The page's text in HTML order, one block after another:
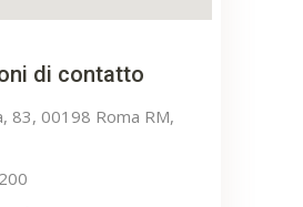
di contatto
83, 00198 Roma RM,